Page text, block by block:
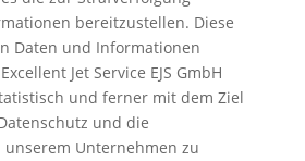
bereitzustellen. Diese
Daten und Informationen
Jet Service EJS GmbH
und ferner mit dem Ziel
und die
Unternehmen zu